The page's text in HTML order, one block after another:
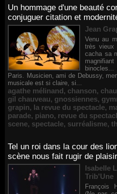
Un hommage d'une beauté
conjuguer citation et
Jean
Venu au
très
cacha sa
Paris. Musicien, ami de Debussy,
musicale est si claire, si...
agathe mélinand, chanson,
gil chauveau, gnossiennes,
grapin, la revue du spectacle,
parade, piano, revue du
scene, spectacle, surréalisme,
Tel un roi dans la cour des
scène nous fait rugir de
Isabelle
Trib'Une
François